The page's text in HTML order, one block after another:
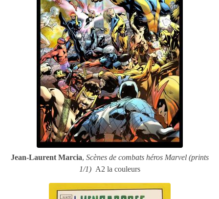
Jean-Laurent Marcia, Scènes de combats héros Marvel (prints
1/1) A2 la couleurs